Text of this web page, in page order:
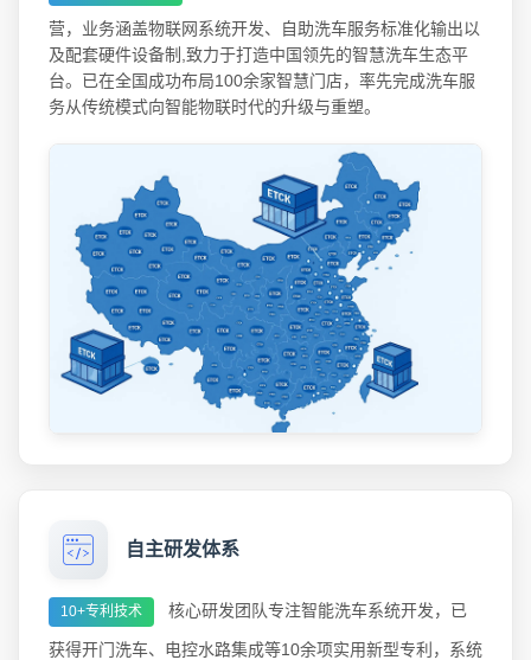
营，业务涵盖物联网系统开发、自助洗车服务标准化输出以
及配套硬件设备制,致力于打造中国领先的智慧洗车生态平
台。已在全国成功布局100余家智慧门店，率先完成洗车服
务从传统模式向智能物联时代的升级与重塑。
自主研发体系
10+专利技术 核心研发团队专注智能洗车系统开发，已
获得开门洗车、电控水路集成等10余项实用新型专利，系统